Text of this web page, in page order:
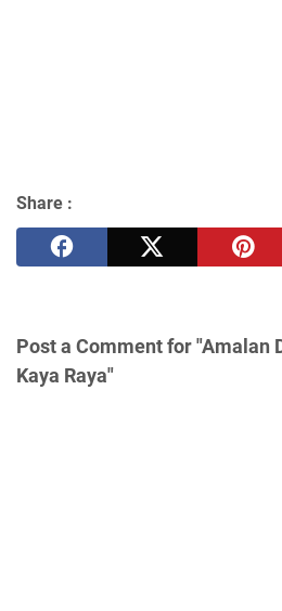
Share :
Post a Comment for "Amalan
Kaya Raya"